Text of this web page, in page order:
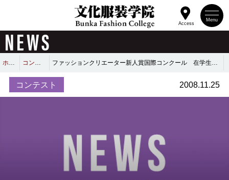
Menu
Access
NEWS
ホーム コンテスト ファッションクリエーター新人賞国際コンクール 在学生がグランプリを獲得
コンテスト 2008.11.25